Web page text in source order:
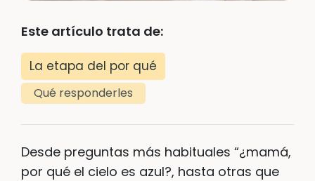
Este artículo trata de:
La etapa del por qué
Qué responderles
Desde preguntas más habituales “¿mamá,
por qué el cielo es azul?, hasta otras que